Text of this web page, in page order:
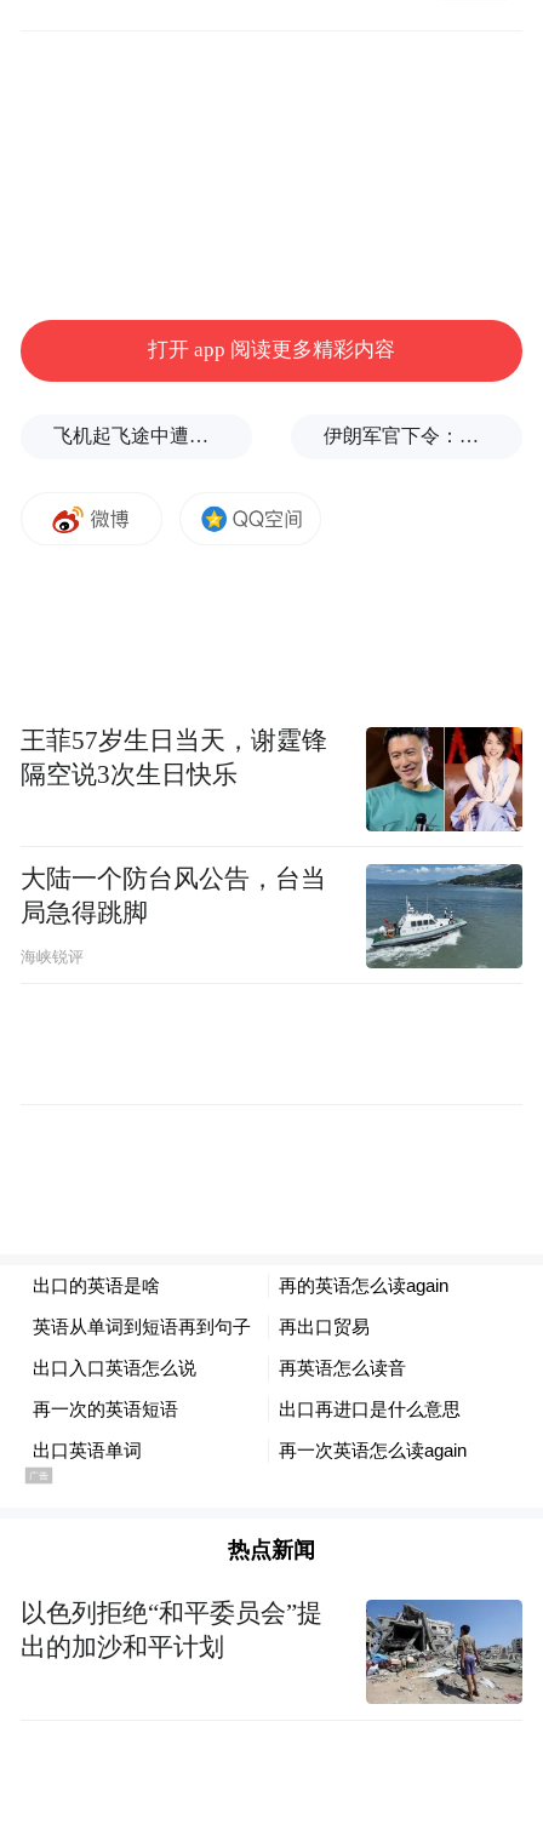
三、举报电话受理时间： 工作日上班时间。
打开 app 阅读更多精彩内容
飞机起飞途中遭雷击！航班滞留3小时临时换机 伊朗军官下令：如果美军踏上我国领土，就砍掉他们脚！
王菲57岁生日当天，谢霆锋
隔空说3次生日快乐
大陆一个防台风公告，台当
局急得跳脚
海峡锐评
热点新闻
以色列拒绝“和平委员会”提
出的加沙和平计划